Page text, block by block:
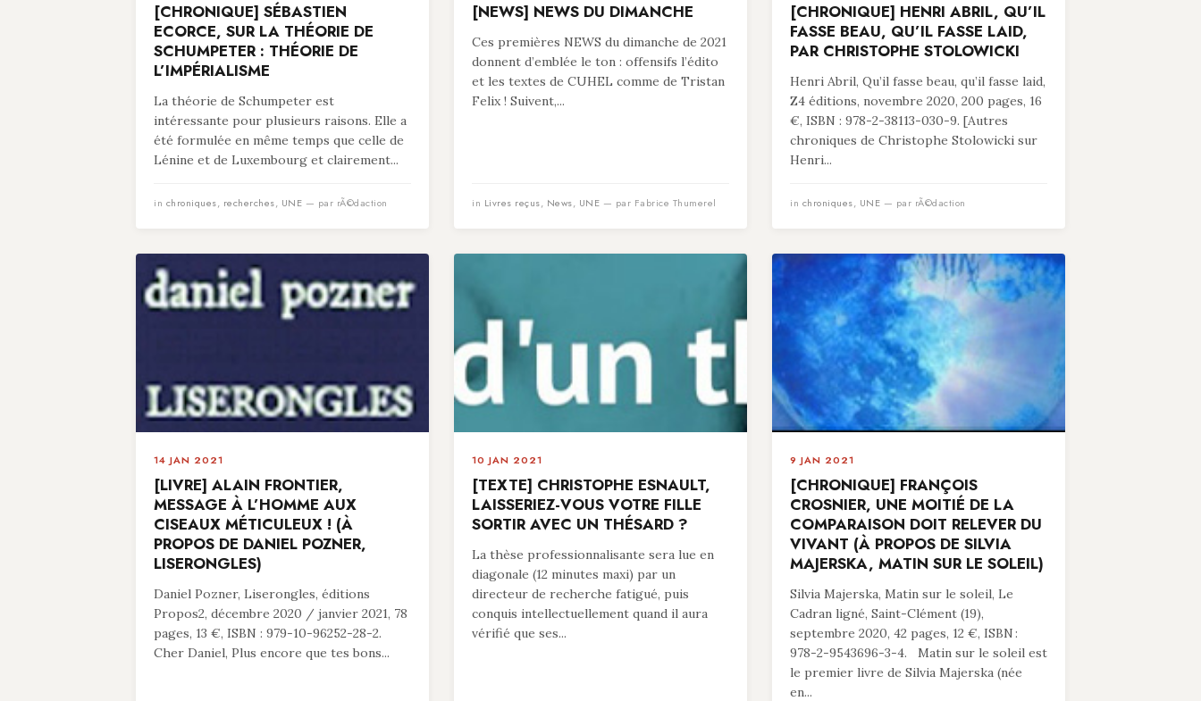
[CHRONIQUE] SÉBASTIEN
ECORCE, SUR LA THÉORIE DE
SCHUMPETER : THÉORIE DE
L’IMPÉRIALISME
La théorie de Schumpeter est
intéressante pour plusieurs raisons. Elle a
été formulée en même temps que celle de
Lénine et de Luxembourg et clairement...
in chroniques, recherches, UNE — par rÃ©daction
[NEWS] NEWS DU DIMANCHE
Ces premières NEWS du dimanche de 2021
donnent d’emblée le ton : offensifs l’édito
et les textes de CUHEL comme de Tristan
Felix ! Suivent,...
in Livres reçus, News, UNE — par Fabrice Thumerel
[CHRONIQUE] HENRI ABRIL, QU’IL
FASSE BEAU, QU’IL FASSE LAID,
PAR CHRISTOPHE STOLOWICKI
Henri Abril, Qu’il fasse beau, qu’il fasse laid,
Z4 éditions, novembre 2020, 200 pages, 16
€, ISBN : 978-2-38113-030-9. [Autres
chroniques de Christophe Stolowicki sur
Henri...
in chroniques, UNE — par rÃ©daction
14 JAN 2021
[LIVRE] ALAIN FRONTIER,
MESSAGE À L’HOMME AUX
CISEAUX MÉTICULEUX ! (À
PROPOS DE DANIEL POZNER,
LISERONGLES)
Daniel Pozner, Liserongles, éditions
Propos2, décembre 2020 / janvier 2021, 78
pages, 13 €, ISBN : 979-10-96252-28-2.
Cher Daniel, Plus encore que tes bons...
10 JAN 2021
[TEXTE] CHRISTOPHE ESNAULT,
LAISSERIEZ-VOUS VOTRE FILLE
SORTIR AVEC UN THÉSARD ?
La thèse professionnalisante sera lue en
diagonale (12 minutes maxi) par un
directeur de recherche fatigué, puis
conquis intellectuellement quand il aura
vérifié que ses...
9 JAN 2021
[CHRONIQUE] FRANÇOIS
CROSNIER, UNE MOITIÉ DE LA
COMPARAISON DOIT RELEVER DU
VIVANT (À PROPOS DE SILVIA
MAJERSKA, MATIN SUR LE SOLEIL)
Silvia Majerska, Matin sur le soleil, Le
Cadran ligné, Saint-Clément (19),
septembre 2020, 42 pages, 12 €, ISBN :
978-2-9543696-3-4. Matin sur le soleil est
le premier livre de Silvia Majerska (née
en...